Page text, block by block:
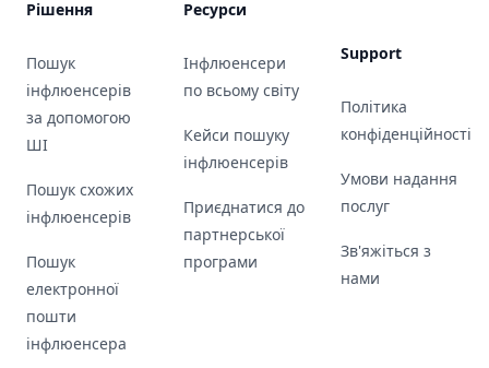
Рішення
Пошук
інфлюенсерів
за допомогою
ШІ
Пошук схожих
інфлюенсерів
Пошук
електронної
пошти
інфлюенсера
Ресурси
Інфлюенсери
по всьому світу
Кейси пошуку
інфлюенсерів
Приєднатися до
партнерської
програми
Support
Політика
конфіденційності
Умови надання
послуг
Зв'яжіться з
нами